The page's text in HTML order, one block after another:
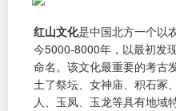
红山文化是中国北方一个以
今5000-8000年，以最初发
命名。该文化最重要的考古
土了祭坛、女神庙、积石冢
人、玉凤、玉龙等具有地域